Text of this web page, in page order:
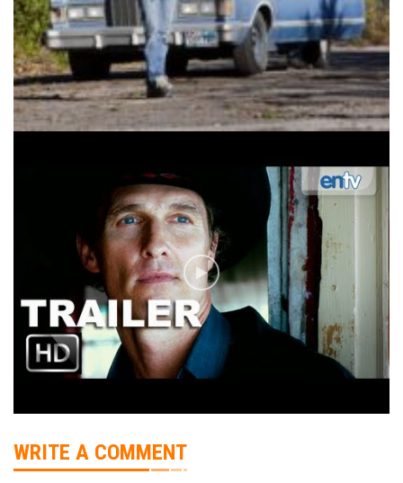
WRITE A COMMENT